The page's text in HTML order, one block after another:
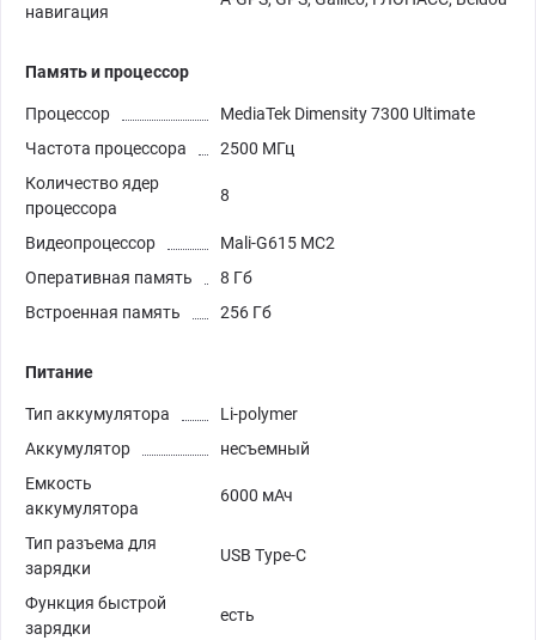
навигация
Память и процессор
Процессор
MediaTek Dimensity 7300 Ultimate
Частота процессора
2500 МГц
Количество ядер
процессора
8
Видеопроцессор
Mali-G615 MC2
Оперативная память
8 Гб
Встроенная память
256 Гб
Питание
Тип аккумулятора
Li-polymer
Аккумулятор
несъемный
Емкость
аккумулятора
6000 мАч
Тип разъема для
зарядки
USB Type-C
Функция быстрой
зарядки
есть